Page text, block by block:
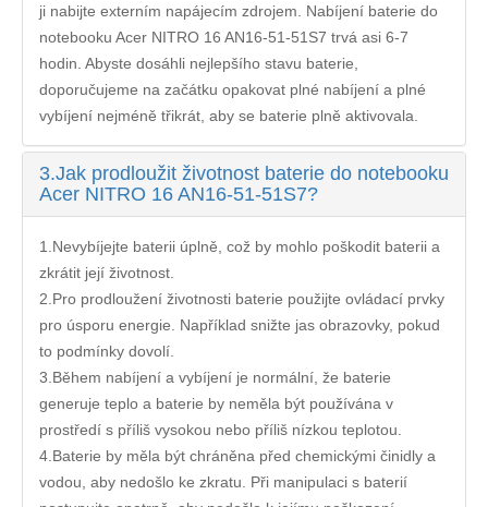
ji nabijte externím napájecím zdrojem. Nabíjení baterie do
notebooku Acer NITRO 16 AN16-51-51S7 trvá asi 6-7
hodin. Abyste dosáhli nejlepšího stavu baterie,
doporučujeme na začátku opakovat plné nabíjení a plné
vybíjení nejméně třikrát, aby se baterie plně aktivovala.
3.Jak prodloužit životnost baterie do notebooku
Acer NITRO 16 AN16-51-51S7?
1.Nevybíjejte baterii úplně, což by mohlo poškodit baterii a
zkrátit její životnost.
2.Pro prodloužení životnosti baterie použijte ovládací prvky
pro úsporu energie. Například snižte jas obrazovky, pokud
to podmínky dovolí.
3.Během nabíjení a vybíjení je normální, že baterie
generuje teplo a baterie by neměla být používána v
prostředí s příliš vysokou nebo příliš nízkou teplotou.
4.Baterie by měla být chráněna před chemickými činidly a
vodou, aby nedošlo ke zkratu. Při manipulaci s baterií